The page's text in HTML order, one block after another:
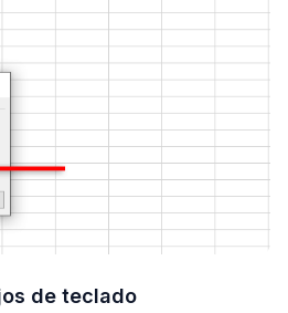
de teclado